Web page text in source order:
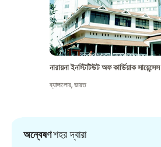
নারায়না ইনস্টিটিউট অফ কার্ডিয়াক সায়েন্সেস
ব্যাঙ্গালোর,ভারত
অন্বেষণশহর দ্বারা